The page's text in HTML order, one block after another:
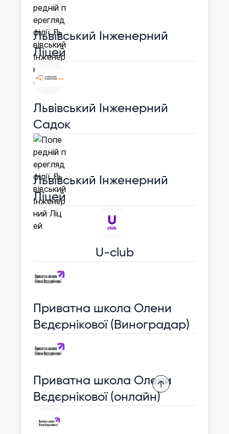
Львівський Інженерний
Ліцей
Львівський Інженерний
Садок
Львівський Інженерний
Ліцей
U-club
Приватна школа Олени
Вєдєрнікової (Виноградар)
Приватна школа Олени
Вєдєрнікової (онлайн)